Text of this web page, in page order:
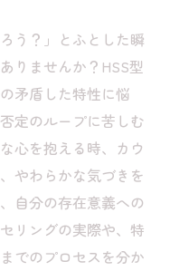
う？」とふとした瞬
りませんか？HSS型
矛盾した特性に悩
定のループに苦しむ
心を抱える時、カウ
やわらかな気づきを
自分の存在意義への
リングの実際や、特
でのプロセスを分か